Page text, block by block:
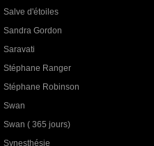
Salve d'étoiles
Sandra Gordon
Saravati
Stéphane Ranger
Stéphane Robinson
Swan
Swan ( 365 jours)
Synesthésie